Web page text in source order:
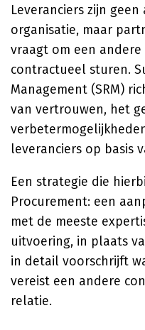
Leveranciers zijn
organisatie, maar
vraagt om een
contractueel sturen.
Management (SRM)
van vertrouwen, het
leveranciers op basis
Een strategie die
Procurement: een
met de meeste
uitvoering, in plaats
in detail voorschrijft
vereist een andere
relatie.